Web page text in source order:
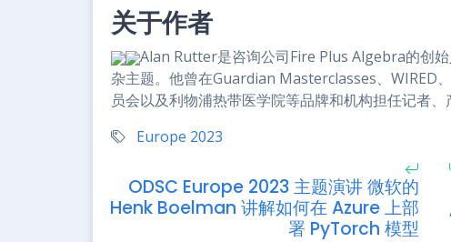
关于作者
Alan Rutter是咨询公司Fire Plus Algebra的创
杂主题。他曾在Guardian Masterclasses、WIRED
员会以及利物浦热带医学院等品牌和机构担任记者、
Europe 2023
ODSC Europe 2023 主题演讲 微软的
Henk Boelman 讲解如何在 Azure 上部
署 PyTorch 模型